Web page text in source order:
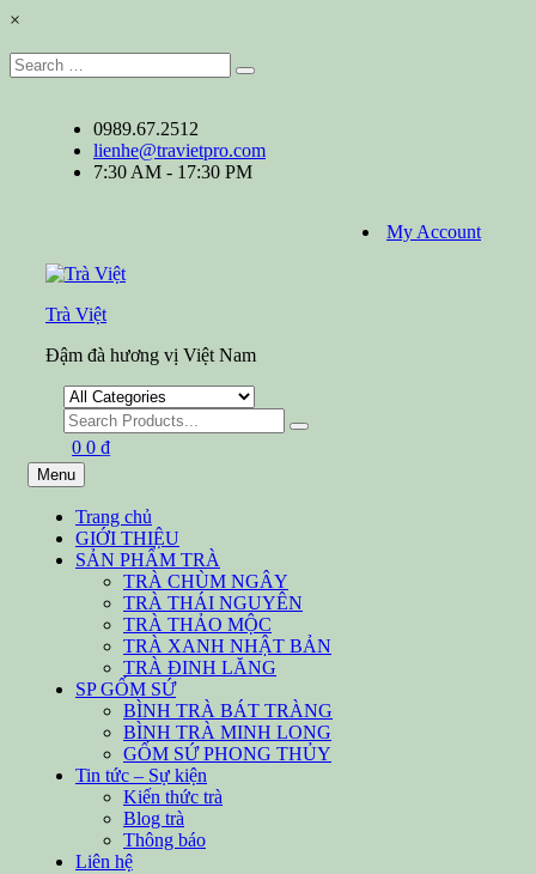
×
Search
for:
Search
0989.67.2512
lienhe@travietpro.com
7:30 AM - 17:30 PM
My Account
Trà Việt
Đậm đà hương vị Việt Nam
Search
for
0 0 ₫
Menu
Trang chủ
GIỚI THIỆU
SẢN PHẨM TRÀ
TRÀ CHÙM NGÂY
TRÀ THÁI NGUYÊN
TRÀ THẢO MỘC
TRÀ XANH NHẬT BẢN
TRÀ ĐINH LĂNG
SP GỐM SỨ
BÌNH TRÀ BÁT TRÀNG
BÌNH TRÀ MINH LONG
GỐM SỨ PHONG THỦY
Tin tức – Sự kiện
Kiến thức trà
Blog trà
Thông báo
Liên hệ